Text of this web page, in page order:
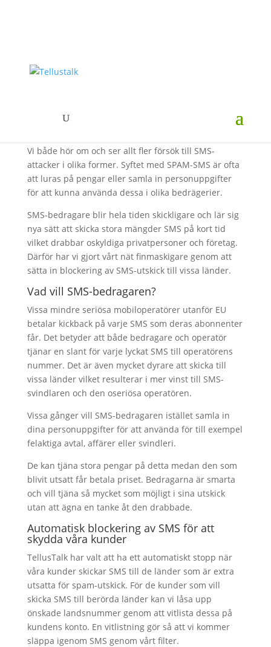
SMS-attacker
Vi både hör om och ser allt fler försök till SMS-
attacker i olika former. Syftet med SPAM-SMS är ofta
att luras på pengar eller samla in personuppgifter
för att kunna använda dessa i olika bedrägerier.
SMS-bedragare blir hela tiden skickligare och lär sig
nya sätt att skicka stora mängder SMS på kort tid
vilket drabbar oskyldiga privatpersoner och företag.
Därför har vi gjort vårt nät finmaskigare genom att
sätta in blockering av SMS-utskick till vissa länder.
Vad vill SMS-bedragaren?
Vissa mindre seriösa mobiloperatörer utanför EU
betalar kickback på varje SMS som deras abonnenter
får. Det betyder att både bedragare och operatör
tjänar en slant för varje lyckat SMS till operatörens
nummer. Det är även mycket dyrare att skicka till
vissa länder vilket resulterar i mer vinst till SMS-
svindlaren och den oseriösa operatören.
Vissa gånger vill SMS-bedragaren istället samla in
dina personuppgifter för att använda för till exempel
felaktiga avtal, affärer eller svindleri.
De kan tjäna stora pengar på detta medan den som
blivit utsatt får betala priset. Bedragarna är smarta
och vill tjäna så mycket som möjligt i sina utskick
utan att ägna en tanke åt den drabbade.
Automatisk blockering av SMS för att
skydda våra kunder
TellusTalk har valt att ha ett automatiskt stopp när
våra kunder skickar SMS till de länder som är extra
utsatta för spam-utskick. För de kunder som vill
skicka SMS till berörda länder kan vi låsa upp
önskade landsnummer genom att vitlista dessa på
kundens konto. En vitlistning gör så att vi kommer
släppa igenom SMS genom vårt filter.